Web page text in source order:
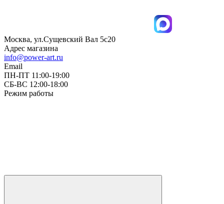
Москва, ул.Сущевский Вал 5с20
Адрес магазина
info@power-art.ru
Email
ПН-ПТ 11:00-19:00
СБ-ВС 12:00-18:00
Режим работы